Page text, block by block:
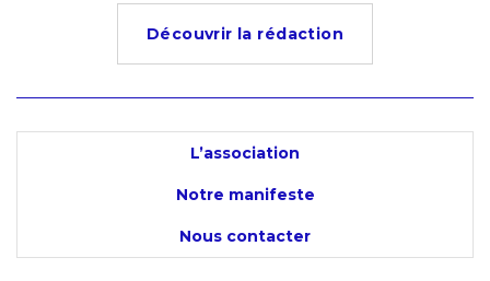
Découvrir la rédaction
L’association
Notre manifeste
Nous contacter